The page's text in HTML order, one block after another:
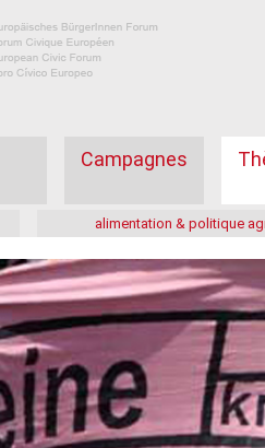
Campagnes
alimentation & politique